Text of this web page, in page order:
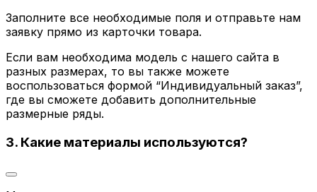
Заполните все необходимые поля и отправьте нам
заявку прямо из карточки товара.
Если вам необходима модель с нашего сайта в
разных размерах, то вы также можете
воспользоваться формой “Индивидуальный заказ”,
где вы сможете добавить дополнительные
размерные ряды.
3. Какие материалы используются?